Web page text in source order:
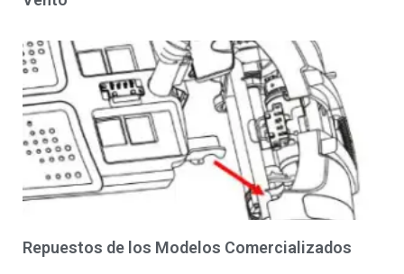
Repuestos de los Modelos Comercializados